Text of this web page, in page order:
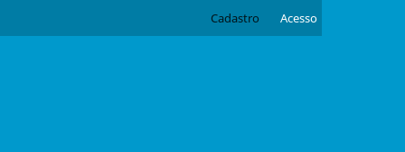
Cadastro Acesso